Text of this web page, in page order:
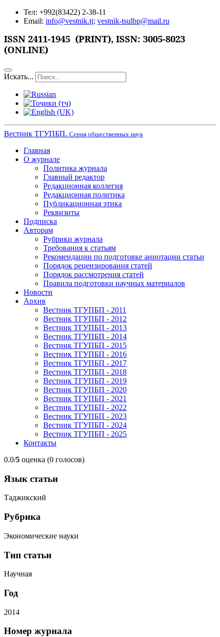
Тел: +992(83422) 2-38-11
Email: info@vestnik.tj; vestnik-tsulbp@mail.ru
ISSN 2411-1945 (PRINT), ISSN: 3005-8023
(ONLINE)
Искать...
Вестник ТГУПБП. Серия общественных наук
Главная
О журнале
Политика журнала
Главный редактор
Редакционная коллегия
Редакционная политика
Публикационная этика
Реквизиты
Подписка
Авторам
Рубрики журнала
Требования к статьям
Рекомендации по подготовке аннотации статьи
Порядок рецензирования статей
Порядок рассмотрения статей
Правила подготовки научных материалов
Новости
Архив
Вестник ТГУПБП - 2011
Вестник ТГУПБП - 2012
Вестник ТГУПБП - 2013
Вестник ТГУПБП - 2014
Вестник ТГУПБП - 2015
Вестник ТГУПБП - 2016
Вестник ТГУПБП - 2017
Вестник ТГУПБП - 2018
Вестник ТГУПБП - 2019
Вестник ТГУПБП - 2020
Вестник ТГУПБП - 2021
Вестник ТГУПБП - 2022
Вестник ТГУПБП - 2023
Вестник ТГУПБП - 2024
Вестник ТГУПБП - 2025
Контакты
0.0/5 оценка (0 голосов)
Язык статьи
Таджикский
Рубрика
Экономические науки
Тип статьи
Научная
Год
2014
Номер журнала